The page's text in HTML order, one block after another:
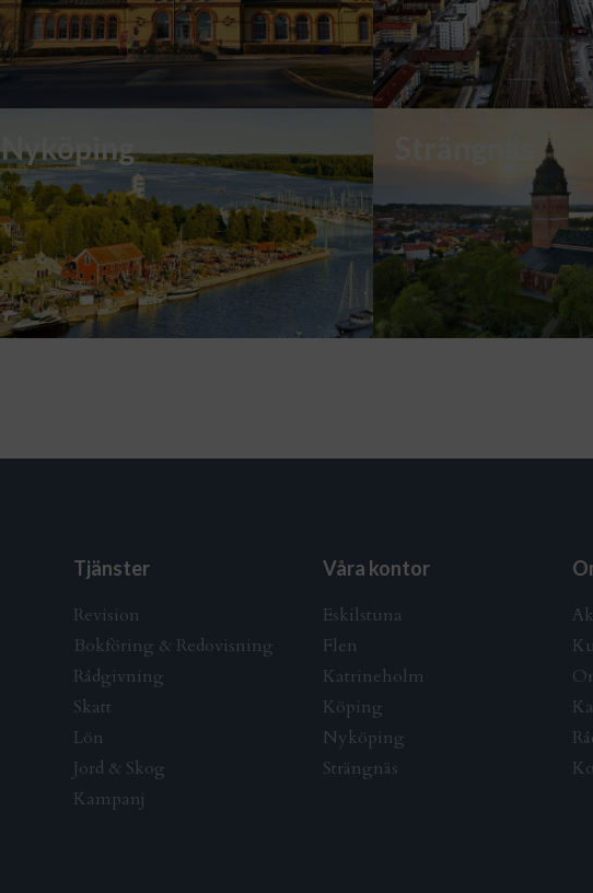
Nyköping
Tjänster
Revision
Bokföring & Redovisning
Rådgivning
Skatt
Lön
Jord & Skog
Kampanj
Våra kontor
Eskilstuna
Flen
Katrineholm
Köping
Nyköping
Strängnäs